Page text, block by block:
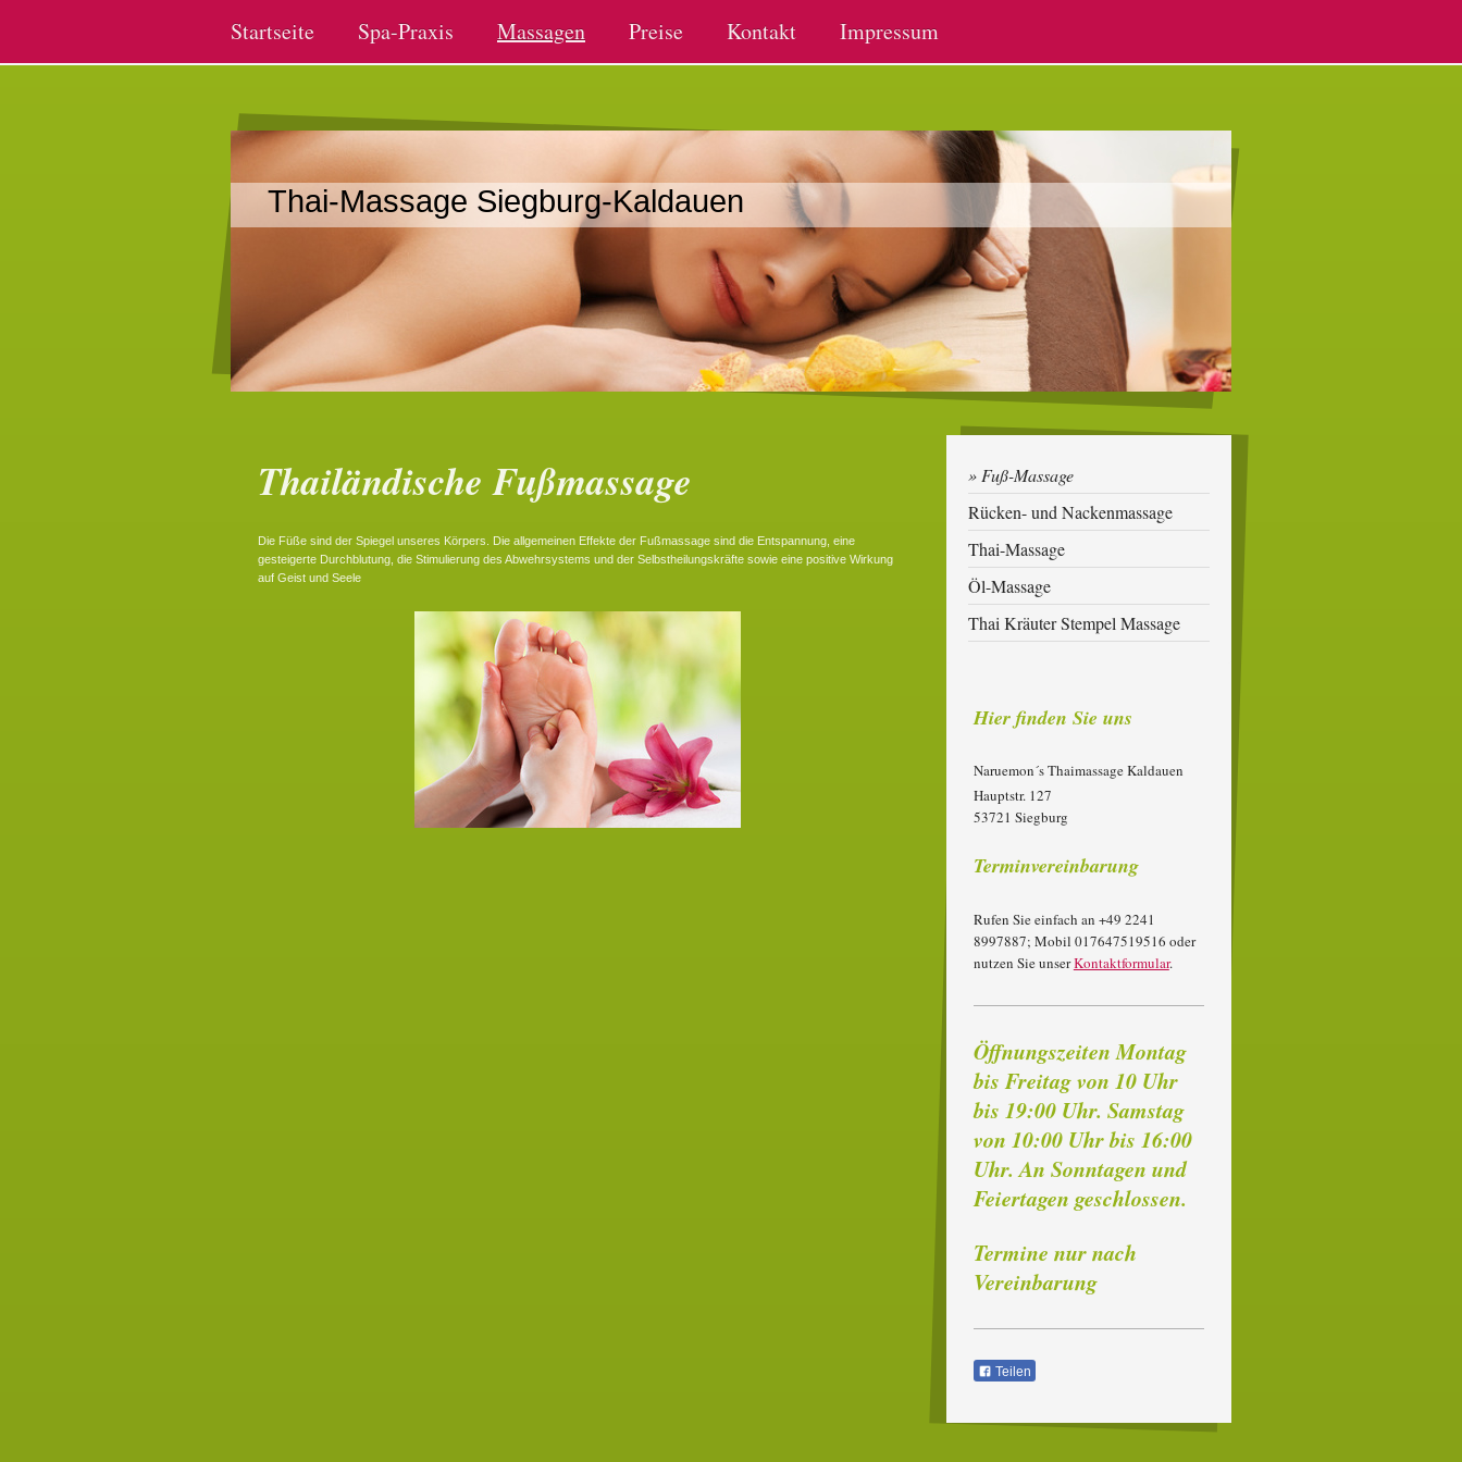
Startseite Spa-Praxis Massagen Preise Kontakt Impressum
Thai-Massage Siegburg-Kaldauen
Thailändische Fußmassage
Die Füße sind der Spiegel unseres Körpers. Die allgemeinen Effekte der Fußmassage sind die Entspannung, eine
gesteigerte Durchblutung, die Stimulierung des Abwehrsystems und der Selbstheilungskräfte sowie eine positive Wirkung
auf Geist und Seele
Fuß-Massage
Rücken- und Nackenmassage
Thai-Massage
Öl-Massage
Thai Kräuter Stempel Massage
Hier finden Sie uns
Naruemon´s Thaimassage Kaldauen
Hauptstr. 127
53721 Siegburg
Terminvereinbarung
Rufen Sie einfach an +49 2241
8997887; Mobil 017647519516 oder
nutzen Sie unserKontaktformular.
Öffnungszeiten Montag
bis Freitag von 10 Uhr
bis 19:00 Uhr. Samstag
von 10:00 Uhr bis 16:00
Uhr. An Sonntagen und
Feiertagen geschlossen.
Termine nur nach
Vereinbarung
Teilen